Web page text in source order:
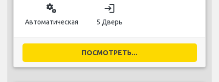
miscellaneous_services
Автоматическая
login
5 Дверь
ПОСМОТРЕТЬ...